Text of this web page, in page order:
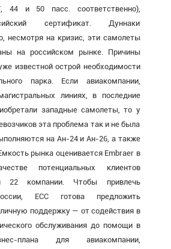
44 и 50 пасс. соответственно),
сертификат. Дуннаки
несмотря на кризис, эти самолеты
на российском рынке. Причины
известной острой необходимости
парка. Если авиакомпании,
линиях, в последние
западные самолеты, то у
эта проблема так и не была
на Ан-24 и Ан-26, а также
рынка оценивается Embraer в
потенциальных клиентов
22 компании. Чтобы привлечь
ECC готова предложить
поддержку — от содействия в
обслуживания до помощи в
плана для авиакомпании,